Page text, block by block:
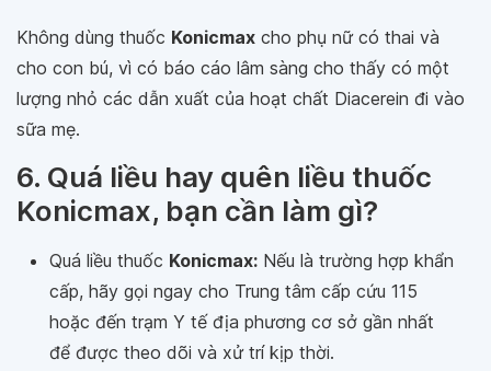
Không dùng thuốc Konicmax cho phụ nữ có thai và
cho con bú, vì có báo cáo lâm sàng cho thấy có một
lượng nhỏ các dẫn xuất của hoạt chất Diacerein đi vào
sữa mẹ.
6. Quá liều hay quên liều thuốc
Konicmax, bạn cần làm gì?
Quá liều thuốc Konicmax: Nếu là trường hợp khẩn
cấp, hãy gọi ngay cho Trung tâm cấp cứu 115
hoặc đến trạm Y tế địa phương cơ sở gần nhất
để được theo dõi và xử trí kịp thời.